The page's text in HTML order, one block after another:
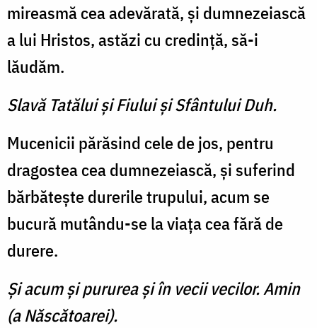
mireasmă cea adevărată, şi dumnezeiască
a lui Hristos, astăzi cu credinţă, să-i
lăudăm.
Slavă Tatălui şi Fiului şi Sfântului Duh.
Mucenicii părăsind cele de jos, pentru
dragostea cea dumnezeiască, şi suferind
bărbăteşte durerile trupului, acum se
bucură mutându-se la viaţa cea fără de
durere.
Şi acum şi pururea şi în vecii vecilor. Amin
(a Născătoarei).